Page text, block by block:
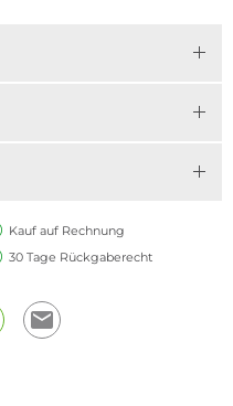
Kauf auf Rechnung
30 Tage Rückgaberecht